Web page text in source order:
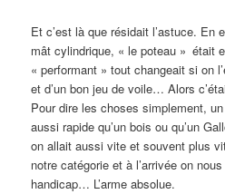
Et c’est là que résidait l’astuce. En
mât cylindrique, « le poteau » était
« performant » tout changeait si on
et d’un bon jeu de voile… Alors
Pour dire les choses simplement,
aussi rapide qu’un bois ou qu’un
on allait aussi vite et souvent plus
notre catégorie et à l’arrivée on
handicap… L’arme absolue.